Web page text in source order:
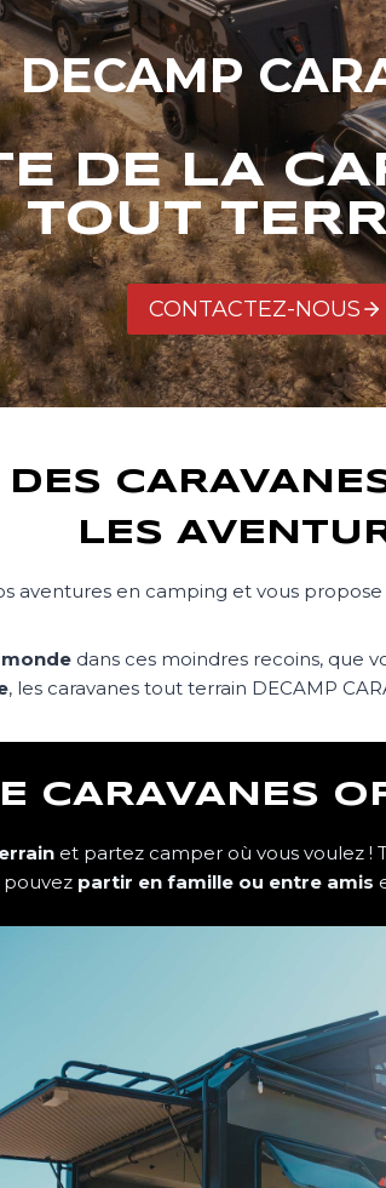
DECAMP
DE LA
TOUT
CONTACTEZ-NOUS
LES
aventures en camping et vous propose
dans ces moindres recoins, que
, les caravanes tout terrain DECAMP
CARAVANES
et partez camper où vous voulez !
pouvez partir en famille ou entre amis